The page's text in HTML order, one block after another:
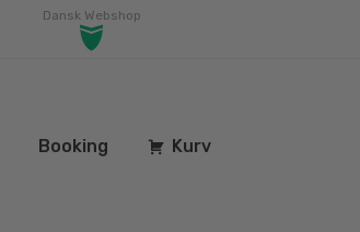
Dansk Webshop
Booking Kurv